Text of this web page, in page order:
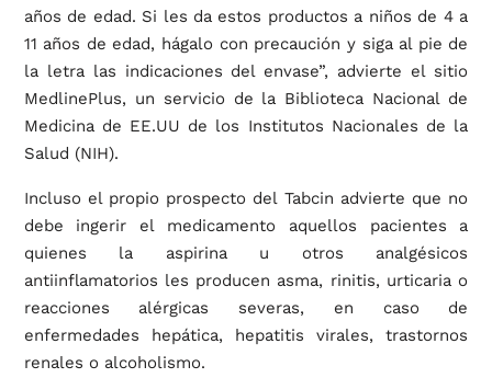
años de edad. Si les da estos productos a niños de 4 a
11 años de edad, hágalo con precaución y siga al pie de
la letra las indicaciones del envase”, advierte el sitio
MedlinePlus, un servicio de la Biblioteca Nacional de
Medicina de EE.UU de los Institutos Nacionales de la
Salud (NIH).
Incluso el propio prospecto del Tabcin advierte que no
debe ingerir el medicamento aquellos pacientes a
quienes la aspirina u otros analgésicos
antiinflamatorios les producen asma, rinitis, urticaria o
reacciones alérgicas severas, en caso de
enfermedades hepática, hepatitis virales, trastornos
renales o alcoholismo.